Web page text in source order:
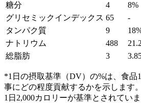
糖分
4
8%
グリセミックインデックス 65
-
タンパク質
9
ナトリウム
488
総脂肪
3
*1日の摂取基準（DV）の%は、食品
事にどの程度貢献するかを示します
1日2,000カロリーが基準とされていま